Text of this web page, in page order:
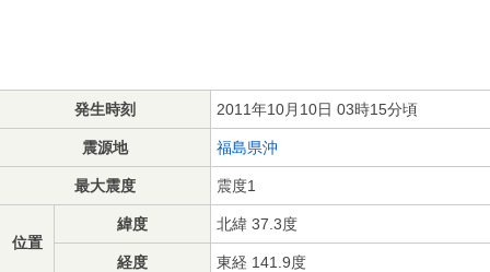
発生時刻 2011年10月10日 03時15分頃
震源地 福島県沖
最大震度 震度1
位置
緯度 北緯 37.3度
経度 東経 141.9度